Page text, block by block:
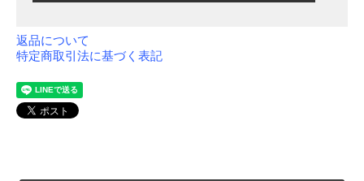
返品について
特定商取引法に基づく表記